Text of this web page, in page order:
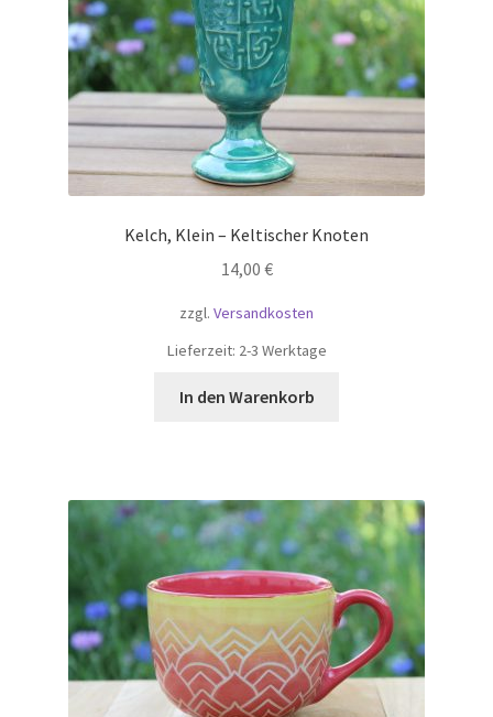
Kelch, Klein – Keltischer Knoten
14,00 €
zzgl. Versandkosten
Lieferzeit: 2-3 Werktage
In den Warenkorb